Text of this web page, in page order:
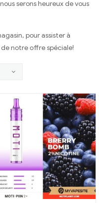
serons heureux de vous
pour assister à
notre offre spéciale!